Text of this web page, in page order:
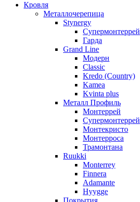
Кровля
Металлочерепица
Stynergy
Супермонтеррей
Гарда
Grand Line
Модерн
Classic
Kredo (Country)
Kamea
Kvinta plus
Металл Профиль
Монтеррей
Супермонтеррей
Монтекристо
Монтерроса
Трамонтана
Ruukki
Monterrey
Finnera
Adamante
Hyygge